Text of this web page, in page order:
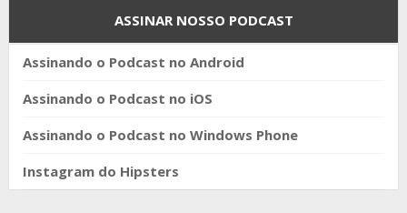
ASSINAR NOSSO PODCAST
Assinando o Podcast no Android
Assinando o Podcast no iOS
Assinando o Podcast no Windows Phone
Instagram do Hipsters